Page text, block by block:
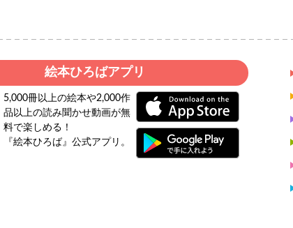
絵本ひろばアプリ
5,000冊以上の絵本や2,000作
品以上の読み聞かせ動画が無
料で楽しめる！
『絵本ひろば』公式アプリ。